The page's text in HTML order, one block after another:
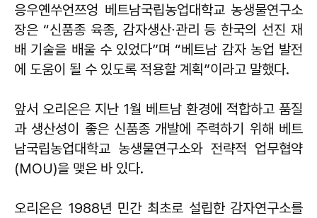
응우옌쑤언쯔엉 베트남국립농업대학교 농생물연구소
장은 “신품종 육종, 감자생산∙관리 등 한국의 선진 재
배 기술을 배울 수 있었다”며 “베트남 감자 농업 발전
에 도움이 될 수 있도록 적용할 계획”이라고 말했다.
앞서 오리온은 지난 1월 베트남 환경에 적합하고 품질
과 생산성이 좋은 신품종 개발에 주력하기 위해 베트
남국립농업대학교 농생물연구소와 전략적 업무협약
(MOU)을 맺은 바 있다.
오리온은 1988년 민간 최초로 설립한 감자연구소를